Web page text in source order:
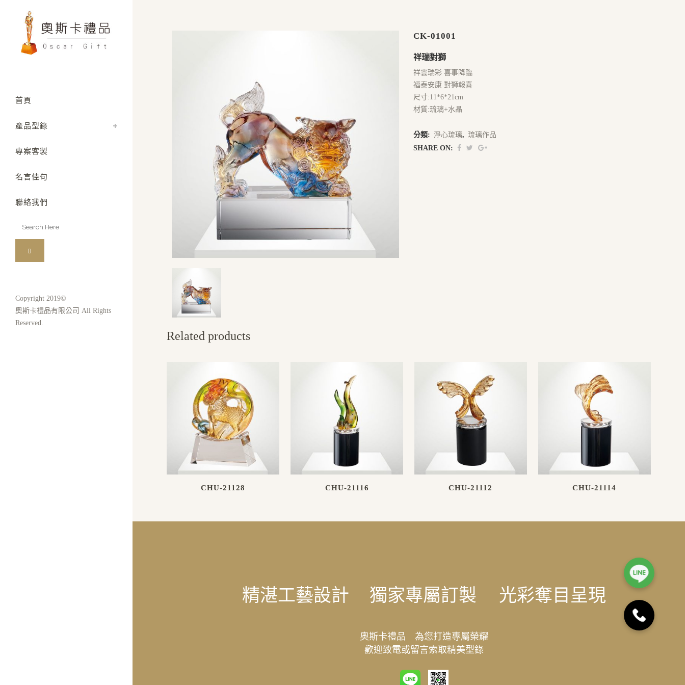
首頁
產品型錄
專案客製
名言佳句
聯絡我們
Copyright 2019©
奧斯卡禮品有限公司 All Rights
Reserved.
CK-01001
祥瑞對獅
祥雲瑞彩 喜事降臨
福泰安康 對獅報喜
尺寸:11*6*21cm
材質:琉璃+水晶
分類: 淨心琉璃, 琉璃作品
SHARE ON:
Related products
CHU-21128 CHU-21116 CHU-21112 CHU-21114
精湛工藝設計 獨家專屬訂製 光彩奪目呈現
奧斯卡禮品 為您打造專屬榮耀
歡迎致電或留言索取精美型錄